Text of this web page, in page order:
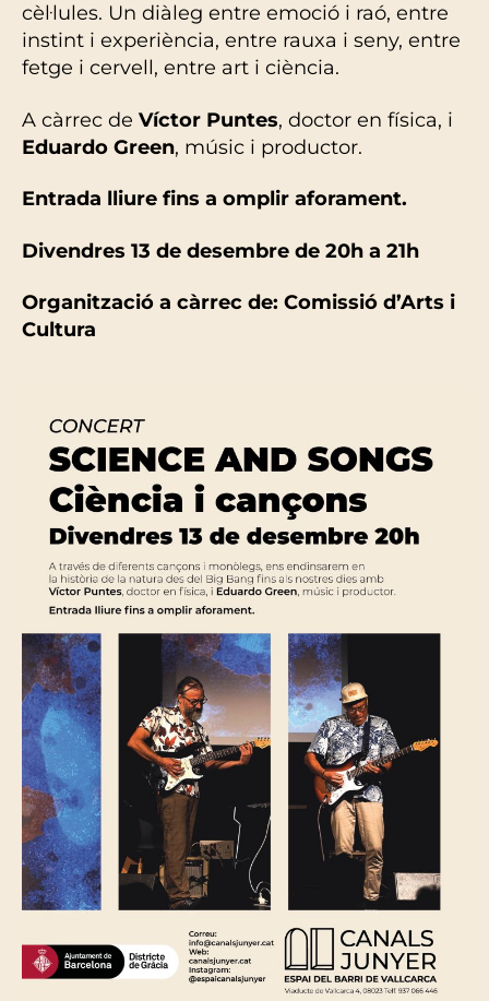
cèl·lules. Un diàleg entre emoció i raó, entre
instint i experiència, entre rauxa i seny, entre
fetge i cervell, entre art i ciència.
A càrrec de Víctor Puntes, doctor en física, i
Eduardo Green, músic i productor.
Entrada lliure fins a omplir aforament.
Divendres 13 de desembre de 20h a 21h
Organització a càrrec de: Comissió d’Arts i
Cultura